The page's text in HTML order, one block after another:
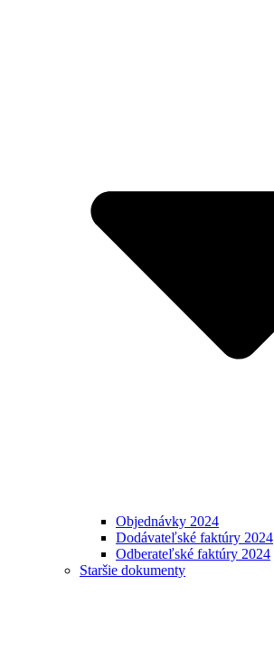
Objednávky 2024
Dodávateľské faktúry 2024
Odberateľské faktúry 2024
Staršie dokumenty